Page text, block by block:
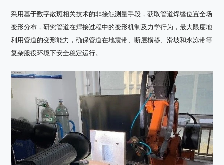
采用基于数字散斑相关技术的非接触测量手段，获取管道焊缝位置全场
变形分布，研究管道在焊接过程中的变形机制及力学行为，最大限度地
利用管道的变形能力，确保管道在地震带、断层横移、滑坡和永冻带等
复杂服役环境下安全稳定运行。